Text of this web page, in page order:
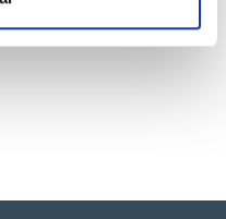
esta imagen son